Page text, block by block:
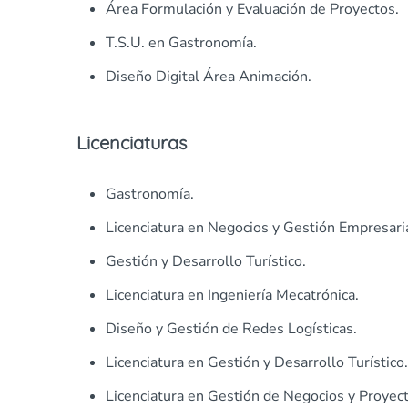
Área Formulación y Evaluación de Proyectos.
T.S.U. en Gastronomía.
Diseño Digital Área Animación.
Licenciaturas
Gastronomía.
Licenciatura en Negocios y Gestión
Gestión y Desarrollo Turístico.
Licenciatura en Ingeniería Mecatrónica.
Diseño y Gestión de Redes Logísticas.
Licenciatura en Gestión y Desarrollo Turístico.
Licenciatura en Gestión de Negocios y